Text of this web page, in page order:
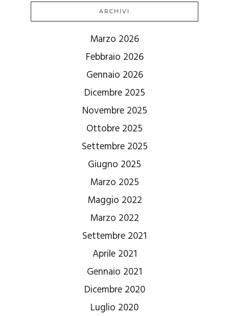
ARCHIVI
Marzo 2026
Febbraio 2026
Gennaio 2026
Dicembre 2025
Novembre 2025
Ottobre 2025
Settembre 2025
Giugno 2025
Marzo 2025
Maggio 2022
Marzo 2022
Settembre 2021
Aprile 2021
Gennaio 2021
Dicembre 2020
Luglio 2020